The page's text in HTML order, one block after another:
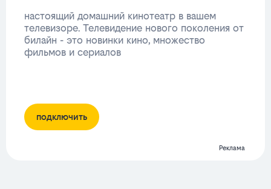
настоящий домашний кинотеатр в вашем
телевизоре. Телевидение нового поколения от
билайн - это новинки кино, множество
фильмов и сериалов
подключить
Реклама